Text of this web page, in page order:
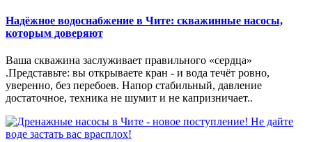
Надёжное водоснабжение в Чите: скважинные насосы,
которым доверяют
Ваша скважина заслуживает правильного «сердца»
.Представьте: вы открываете кран - и вода течёт ровно,
уверенно, без перебоев. Напор стабильный, давление
достаточное, техника не шумит и не капризничает..